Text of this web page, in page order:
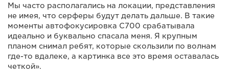
Мы часто располагались на локации, представления
не имея, что серферы будут делать дальше. В такие
моменты автофокусировка C700 срабатывала
идеально и буквально спасала меня. Я крупным
планом снимал ребят, которые скользили по волнам
где-то вдалеке, а картинка все это время оставалась
четкой».